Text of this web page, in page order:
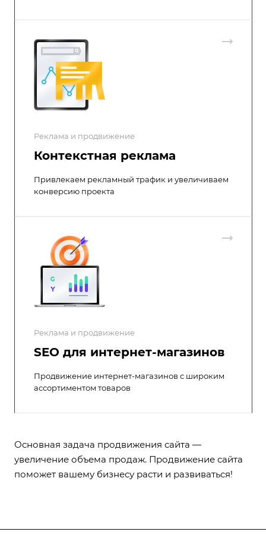
Реклама и продвижение
Контекстная реклама
Привлекаем рекламный трафик и увеличиваем
конверсию проекта
Реклама и продвижение
SEO для интернет-магазинов
Продвижение интернет-магазинов с широким
ассортиментом товаров
Основная задача продвижения сайта —
увеличение объема продаж. Продвижение сайта
поможет вашему бизнесу расти и развиваться!